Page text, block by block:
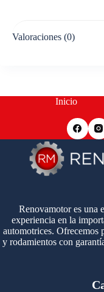
Valoraciones (0)
Inicio
Renovamotor es una
experiencia en la
automotrices. Ofrecemos
y rodamientos con